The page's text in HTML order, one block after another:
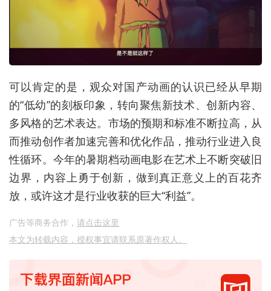
可以肯定的是，观众对国产动画的认识已经从早期
的“低幼”的刻板印象，转向聚焦新技术、创新内容、
多风格的艺术表达。市场的预期和标准不断拉高，从
而推动创作者加速完善和优化作品，推动行业进入良
性循环。今年的暑期档动画电影在艺术上不断突破旧
边界，内容上勇于创新，做到真正意义上的百花齐
放，或许这才是行业收获的巨大“利益”。
广告等商务合作， 请点击这里
本文为转载内容，授权事宜请联系原著作权人。